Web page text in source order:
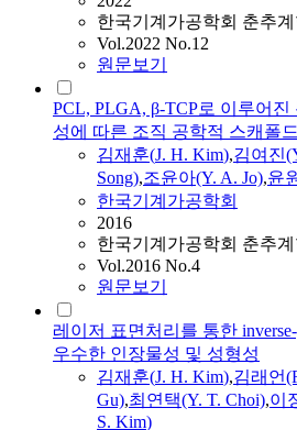
한국기계가공학회 춘추
Vol.2022 No.12
원문보기
PCL, PLGA, β-TCP로 이루어
성에 따른 조직 공학적 스캐폴
김재훈(J. H. Kim),김여진
Song),조윤아(Y. A. Jo),윤
한국기계가공학회
2016
한국기계가공학회 춘추
Vol.2016 No.4
원문보기
레이저 표면처리를 통한
우수한 인장물성 및 성형성
김재훈(J. H. Kim),김래언
Gu),최연택(Y. T. Choi),이
S. Kim)